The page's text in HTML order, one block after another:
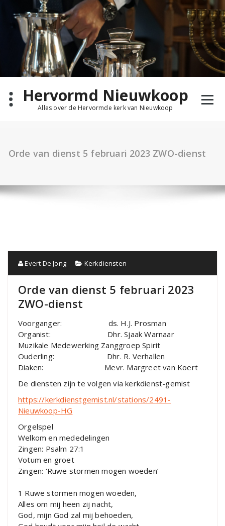
naar
inhoud
Hervormd Nieuwkoop
Alles over de Hervormde kerk van Nieuwkoop
Orde van dienst 5 februari 2023 ZWO-dienst
Evert De Jong Kerkdiensten
Orde van dienst 5 februari 2023
ZWO-dienst
Voorganger: ds. H.J. Prosman
Organist: Dhr. Sjaak Warnaar
Muzikale Medewerking Zanggroep Spirit
Ouderling: Dhr. R. Verhallen
Diaken: Mevr. Margreet van Koert
De diensten zijn te volgen via kerkdienst-gemist
https://kerkdienstgemist.nl/stations/2491-
Nieuwkoop-HG
Orgelspel
Welkom en mededelingen
Zingen: Psalm 27:1
Votum en groet
Zingen: ‘Ruwe stormen mogen woeden’
1 Ruwe stormen mogen woeden,
Alles om mij heen zij nacht,
God, mijn God zal mij behoeden,